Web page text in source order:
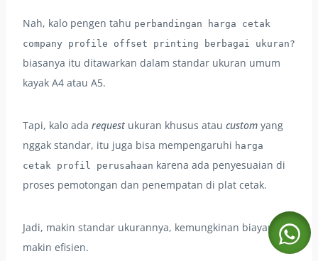
Nah, kalo pengen tahu perbandingan harga cetak
company profile offset printing berbagai ukuran?
biasanya itu ditawarkan dalam standar ukuran umum
kayak A4 atau A5.
Tapi, kalo ada requestukuran khusus atau custom yang
nggak standar, itu juga bisa mempengaruhi harga
cetak profil perusahaan karena ada penyesuaian di
proses pemotongan dan penempatan di plat cetak.
Jadi, makin standar ukurannya, kemungkinan biayanya
makin efisien.